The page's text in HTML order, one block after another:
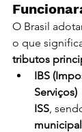
O Brasil
o que
tributos
IBS
Serviços)
ISS,
municipal